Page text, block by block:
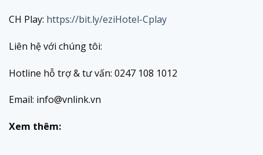
CH Play: https://bit.ly/eziHotel-Cplay
Liên hệ với chúng tôi:
Hotline hỗ trợ & tư vấn: 0247 108 1012
Email: info@vnlink.vn
Xem thêm: